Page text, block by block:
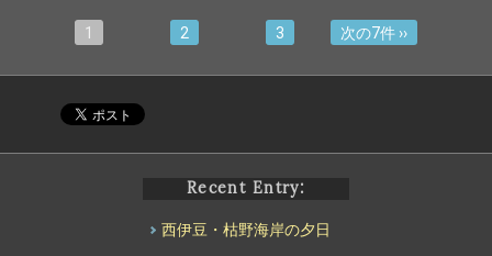
1 2 3 次の7件 ››
Recent Entry:
西伊豆・枯野海岸の夕日